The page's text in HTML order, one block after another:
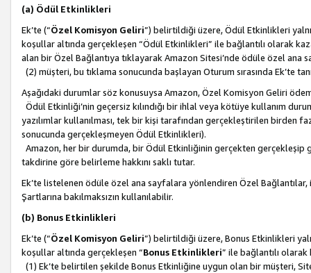
(a) Ödül Etkinlikleri
Ek’te (“Özel Komisyon Geliri”) belirtildiği üzere, Ödül Etkinlikleri
koşullar altında gerçekleşen “Ödül Etkinlikleri” ile bağlantılı olarak
alan bir Özel Bağlantıya tıklayarak Amazon Sitesi’nde ödüle özel ana
(2) müşteri, bu tıklama sonucunda başlayan Oturum sırasında Ek’te
Aşağıdaki durumlar söz konusuysa Amazon, Özel Komisyon Geliri
Ödül Etkinliği’nin geçersiz kılındığı bir ihlal veya kötüye kullanım
yazılımlar kullanılması, tek bir kişi tarafından gerçekleştirilen
sonucunda gerçekleşmeyen Ödül Etkinlikleri).
Amazon, her bir durumda, bir Ödül Etkinliğinin gerçekten gerçekleşip
takdirine göre belirleme hakkını saklı tutar.
Ek’te listelenen ödüle özel ana sayfalara yönlendiren Özel
Şartlarına bakılmaksızın kullanılabilir.
(b) Bonus Etkinlikleri
Ek’te (“Özel Komisyon Geliri”) belirtildiği üzere, Bonus Etkinlikleri
koşullar altında gerçekleşen “Bonus Etkinlikleri” ile bağlantılı olarak
(1) Ek’te belirtilen şekilde Bonus Etkinliğine uygun olan bir müşteri,